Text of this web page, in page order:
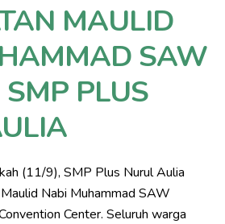
MAULID
SAW
PLUS
(11/9), SMP Plus Nurul Aulia
Nabi Muhammad SAW
Center. Seluruh warga